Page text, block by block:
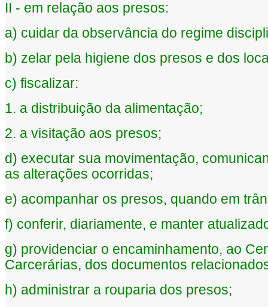
II - em relação aos presos:
a) cuidar da observância do regime
b) zelar pela higiene dos presos e dos
c) fiscalizar:
1. a distribuição da alimentação;
2. a visitação aos presos;
d) executar sua movimentação,
as alterações ocorridas;
e) acompanhar os presos, quando em
f) conferir, diariamente, e manter
g) providenciar o encaminhamento, ao
Carcerárias, dos documentos
h) administrar a rouparia dos presos;